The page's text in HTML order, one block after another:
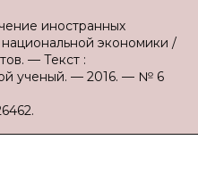
иностранных
экономики /
— Текст :
ученый. — 2016. — № 6